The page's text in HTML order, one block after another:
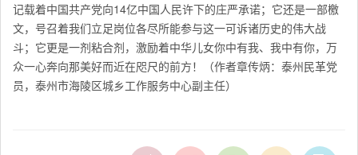
记载着中国共产党向14亿中国人民许下的庄严承诺；它还是一部檄
文，号召着我们立足岗位各尽所能参与这一可诉诸历史的伟大战
斗；它更是一剂粘合剂，激励着中华儿女你中有我、我中有你，万
众一心奔向那美好而近在咫尺的前方！（作者章传炳：泰州民革党
员，泰州市海陵区城乡工作服务中心副主任）